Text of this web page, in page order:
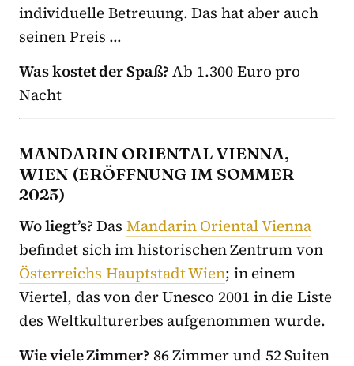
individuelle Betreuung. Das hat aber auch
seinen Preis …
Was kostet der Spaß?Ab 1.300 Euro pro
Nacht
MANDARIN ORIENTAL VIENNA,
WIEN (ERÖFFNUNG IM SOMMER
2025)
Wo liegt’s?Das Mandarin Oriental Vienna
befindet sich im historischen Zentrum von
Österreichs Hauptstadt Wien; in einem
Viertel, das von der Unesco 2001 in die Liste
des Weltkulturerbes aufgenommen wurde.
Wie viele Zimmer? 86 Zimmer und 52 Suiten